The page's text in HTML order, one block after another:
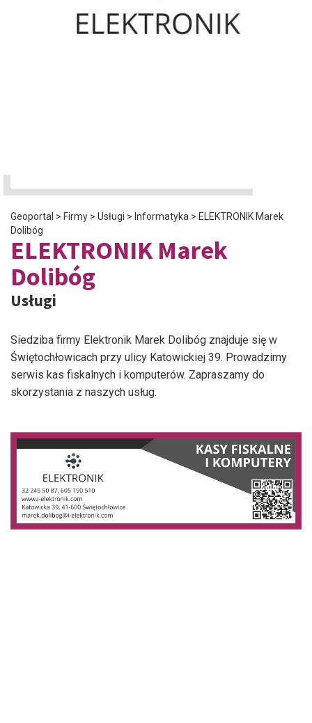
Geoportal > Firmy > Usługi > Informatyka > ELEKTRONIK Marek
Dolibóg
ELEKTRONIK Marek
Dolibóg
Usługi
Siedziba firmy Elektronik Marek Dolibóg znajduje się w
Świętochłowicach przy ulicy Katowickiej 39. Prowadzimy
serwis kas fiskalnych i komputerów. Zapraszamy do
skorzystania z naszych usług.